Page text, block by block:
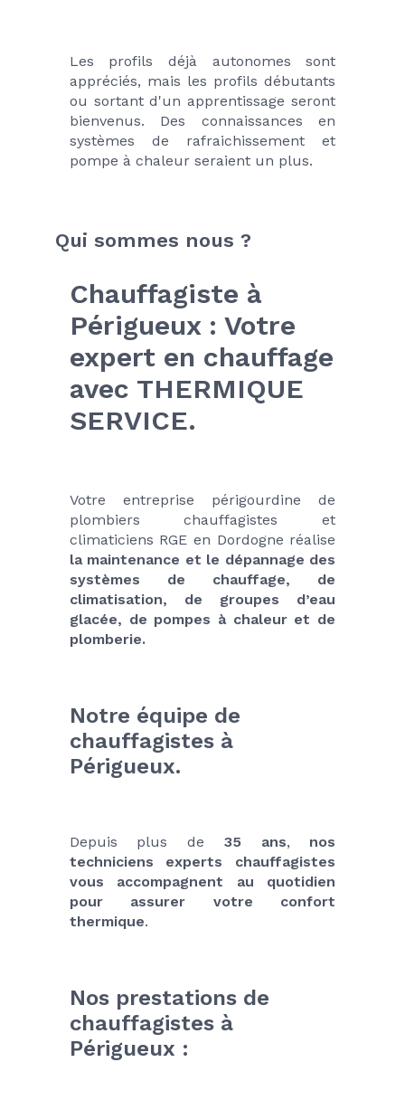
Les profils déjà autonomes sont
appréciés, mais les profils débutants
ou sortant d'un apprentissage seront
bienvenus. Des connaissances en
systèmes de rafraichissement et
pompe à chaleur seraient un plus.
Qui sommes nous ?
Chauffagiste à
Périgueux : Votre
expert en chauffage
avec THERMIQUE
SERVICE.
Votre entreprise périgourdine de
plombiers chauffagistes et
la maintenance et le dépannage des
systèmes de chauffage, de
climatisation, de groupes d’eau
glacée, de pompes à chaleur et de
plomberie.
Notre équipe de
chauffagistes à
Périgueux.
Depuis plus de 35 ans, nos
techniciens experts chauffagistes
vous accompagnent au quotidien
pour assurer votre confort
thermique.
Nos prestations de
chauffagistes à
Périgueux :